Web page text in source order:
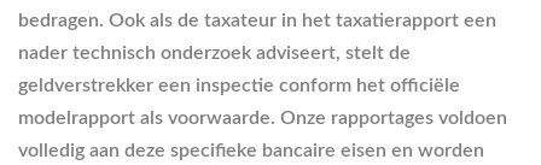
bedragen. Ook als de taxateur in het taxatierapport een
nader technisch onderzoek adviseert, stelt de
geldverstrekker een inspectie conform het officiële
modelrapport als voorwaarde. Onze rapportages voldoen
volledig aan deze specifieke bancaire eisen en worden